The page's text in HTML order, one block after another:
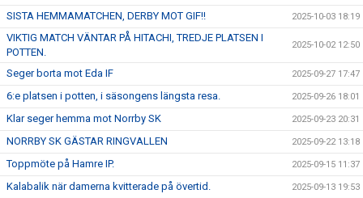
SISTA HEMMAMATCHEN, DERBY MOT GIF!! 2025-10-03 18:19
VIKTIG MATCH VÄNTAR PÅ HITACHI, TREDJE PLATSEN I
POTTEN.
2025-10-02 12:50
Seger borta mot Eda IF 2025-09-27 17:47
6:e platsen i potten, i säsongens längsta resa. 2025-09-26 18:01
Klar seger hemma mot Norrby SK 2025-09-23 20:31
NORRBY SK GÄSTAR RINGVALLEN 2025-09-22 13:18
Toppmöte på Hamre IP. 2025-09-15 11:37
Kalabalik när damerna kvitterade på övertid. 2025-09-13 19:53